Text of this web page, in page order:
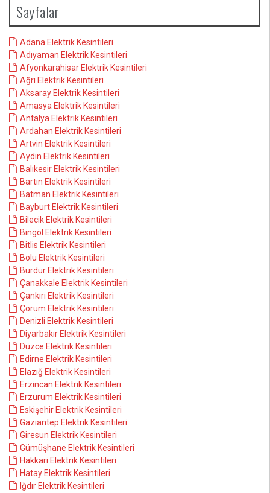
Sayfalar
Adana Elektrik Kesintileri
Adıyaman Elektrik Kesintileri
Afyonkarahisar Elektrik Kesintileri
Ağrı Elektrik Kesintileri
Aksaray Elektrik Kesintileri
Amasya Elektrik Kesintileri
Antalya Elektrik Kesintileri
Ardahan Elektrik Kesintileri
Artvin Elektrik Kesintileri
Aydın Elektrik Kesintileri
Balıkesir Elektrik Kesintileri
Bartın Elektrik Kesintileri
Batman Elektrik Kesintileri
Bayburt Elektrik Kesintileri
Bilecik Elektrik Kesintileri
Bingöl Elektrik Kesintileri
Bitlis Elektrik Kesintileri
Bolu Elektrik Kesintileri
Burdur Elektrik Kesintileri
Çanakkale Elektrik Kesintileri
Çankırı Elektrik Kesintileri
Çorum Elektrik Kesintileri
Denizli Elektrik Kesintileri
Diyarbakır Elektrik Kesintileri
Düzce Elektrik Kesintileri
Edirne Elektrik Kesintileri
Elazığ Elektrik Kesintileri
Erzincan Elektrik Kesintileri
Erzurum Elektrik Kesintileri
Eskişehir Elektrik Kesintileri
Gaziantep Elektrik Kesintileri
Giresun Elektrik Kesintileri
Gümüşhane Elektrik Kesintileri
Hakkari Elektrik Kesintileri
Hatay Elektrik Kesintileri
Iğdır Elektrik Kesintileri